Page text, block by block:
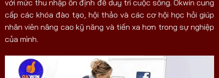
với mức thu nhập ổn định để duy trì cuộc sống. Okwin cung
cấp các khóa đào tạo, hội thảo và các cơ hội học hỏi giúp
nhân viên nâng cao kỹ năng và tiến xa hơn trong sự nghiệp
của mình.